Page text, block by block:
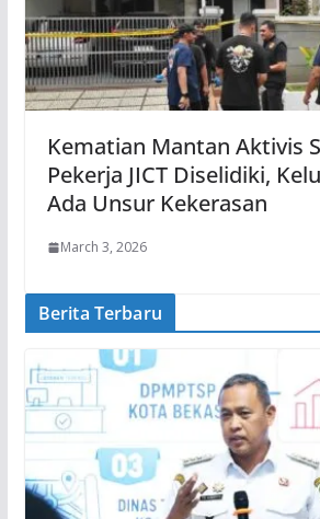
Kematian Mantan Aktivis
Pekerja JICT Diselidiki,
Ada Unsur Kekerasan
March 3, 2026
Berita Terbaru